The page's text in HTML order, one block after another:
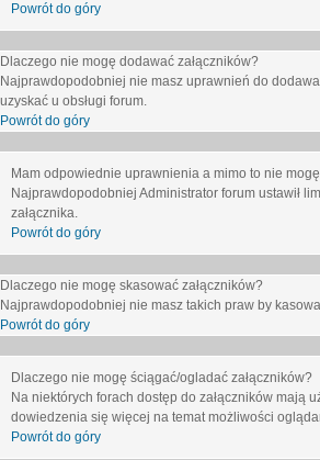
Powrót do góry
Dlaczego nie mogę dodawać załączników?
Najprawdopodobniej nie masz uprawnień do
uzyskać u obsługi forum.
Powrót do góry
Mam odpowiednie uprawnienia a mimo to nie
Najprawdopodobniej Administrator forum ustawił
załącznika.
Powrót do góry
Dlaczego nie mogę skasować załączników?
Najprawdopodobniej nie masz takich praw by
Powrót do góry
Dlaczego nie mogę ściągać/ogladać załączników?
Na niektórych forach dostęp do załączników mają
dowiedzenia się więcej na temat możliwości
Powrót do góry